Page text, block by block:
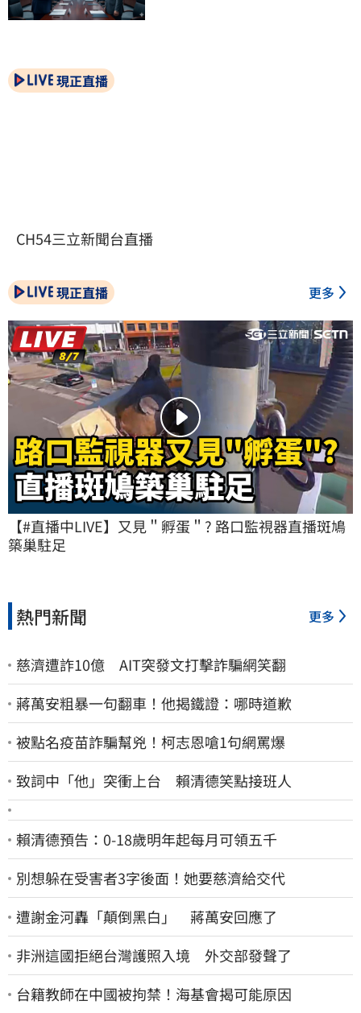
現正直播
CH54三立新聞台直播
現正直播 更多
【#直播中LIVE】又見＂孵蛋＂? 路口監視器直播斑鳩
築巢駐足
熱門新聞 更多
慈濟遭詐10億 AIT突發文打擊詐騙網笑翻
蔣萬安粗暴一句翻車！他揭鐵證：哪時道歉
被點名疫苗詐騙幫兇！柯志恩嗆1句網罵爆
致詞中「他」突衝上台 賴清德笑點接班人
賴清德預告：0-18歲明年起每月可領五千
別想躲在受害者3字後面！她要慈濟給交代
遭謝金河轟「顛倒黑白」 蔣萬安回應了
非洲這國拒絕台灣護照入境 外交部發聲了
台籍教師在中國被拘禁！海基會揭可能原因